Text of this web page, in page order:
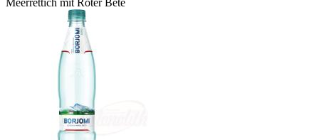
Meerrettich mit Roter Bete